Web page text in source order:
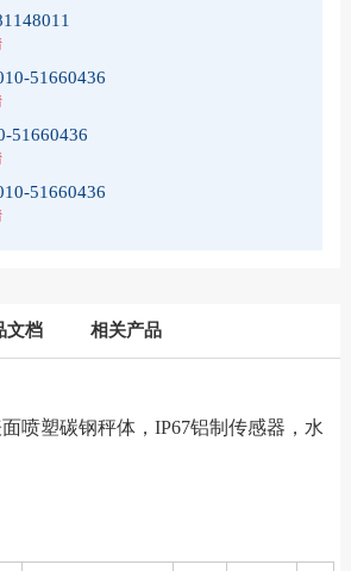
51660436
51660436
51660436
文档 相关产品
喷塑碳钢秤体，IP67铝制传感器，水